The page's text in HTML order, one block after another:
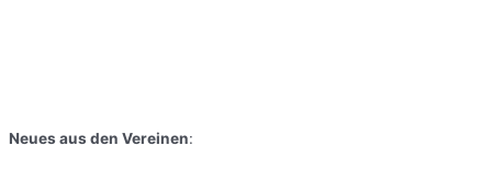
Neues aus den Vereinen: